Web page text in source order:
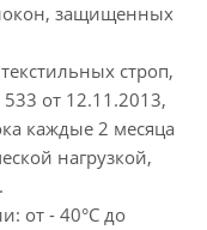
защищенных
строп,
от 12.11.2013,
каждые 2 месяца
нагрузкой,
от - 40°С до